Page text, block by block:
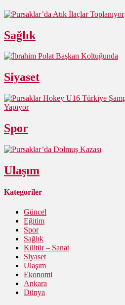
Sağlık
Siyaset
Spor
Ulaşım
Kategoriler
Güncel
Eğitim
Spor
Sağlık
Kültür – Sanat
Siyaset
Ulaşım
Ekonomi
Ankara
Dünya